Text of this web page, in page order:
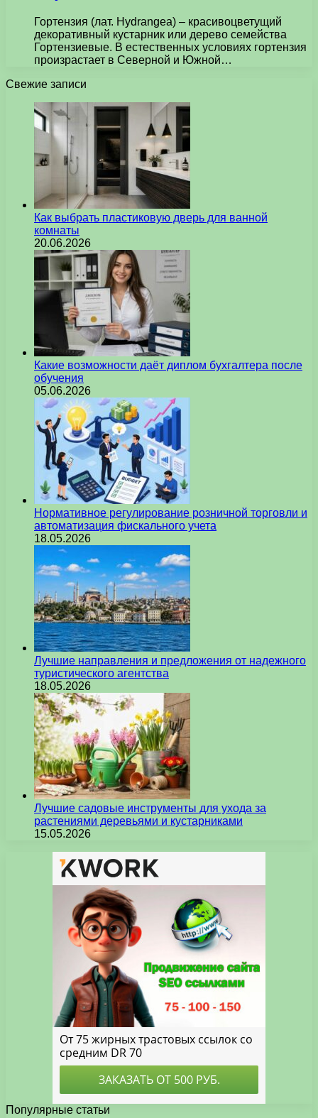
Гортензия (лат. Hydrangea) – красивоцветущий
декоративный кустарник или дерево семейства
Гортензиевые. В естественных условиях гортензия
произрастает в Северной и Южной…
Свежие записи
Как выбрать пластиковую дверь для ванной
комнаты
20.06.2026
Какие возможности даёт диплом бухгалтера после
обучения
05.06.2026
Нормативное регулирование розничной торговли и
автоматизация фискального учета
18.05.2026
Лучшие направления и предложения от надежного
туристического агентства
18.05.2026
Лучшие садовые инструменты для ухода за
растениями деревьями и кустарниками
15.05.2026
Популярные статьи